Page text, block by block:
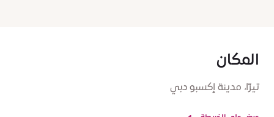
المكان
تيرّا، مدينة إكسبو دبي